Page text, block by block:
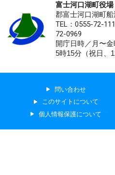
富士河口湖町役場
郡富士河口湖町
TEL：0555-72-
72-0969
開庁日時／月〜
5時15分（祝日、
問い合わせ
このサイトについて
個人情報保護について